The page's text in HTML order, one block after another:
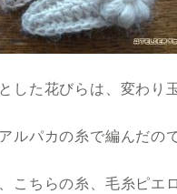
した花びらは、変わり
ルパカの糸で編んだの
こちらの糸、毛糸ピエ